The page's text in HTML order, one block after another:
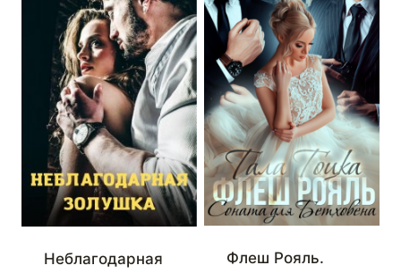
Неблагодарная
Флеш Рояль.